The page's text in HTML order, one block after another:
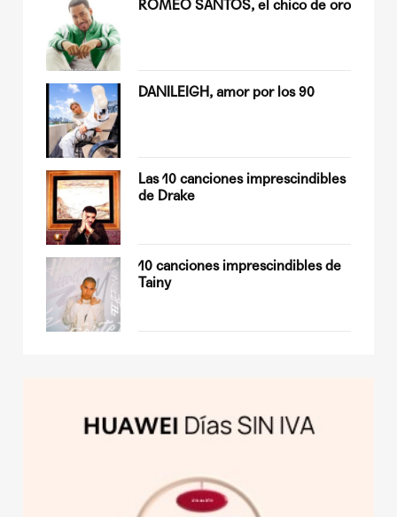
ROMEO SANTOS, el chico de oro
DANILEIGH, amor por los 90
Las 10 canciones imprescindibles
de Drake
10 canciones imprescindibles de
Tainy